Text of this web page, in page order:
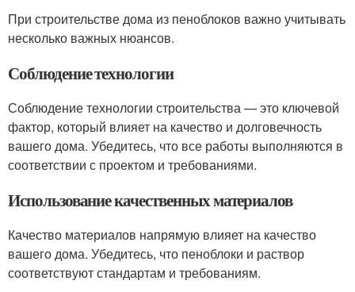
При строительстве дома из пеноблоков важно учитывать
несколько важных нюансов.
Соблюдение технологии
Соблюдение технологии строительства — это ключевой
фактор, который влияет на качество и долговечность
вашего дома. Убедитесь, что все работы выполняются в
соответствии с проектом и требованиями.
Использование качественных материалов
Качество материалов напрямую влияет на качество
вашего дома. Убедитесь, что пеноблоки и раствор
соответствуют стандартам и требованиям.